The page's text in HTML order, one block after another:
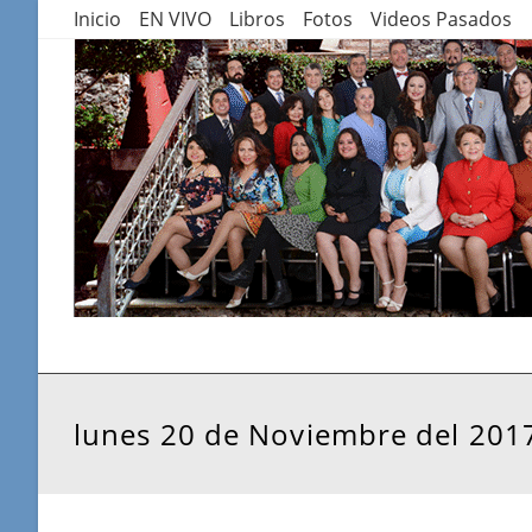
contenido
Inicio EN VIVO Libros Fotos Videos Pasados
lunes 20 de Noviembre del